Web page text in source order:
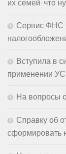
Сервис ФНС
Вступила в
применении
На вопросы
Справку об
сформировать